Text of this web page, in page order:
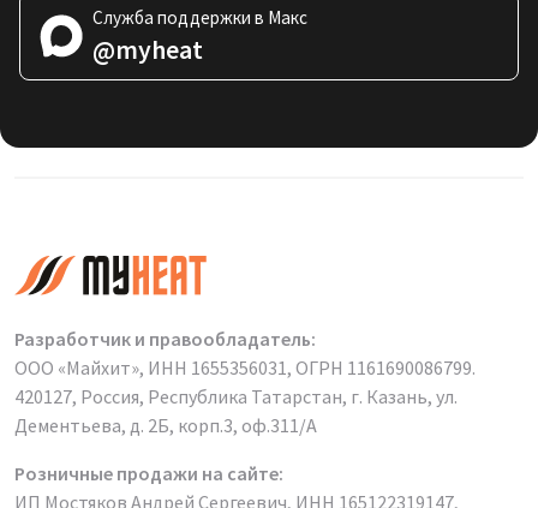
Служба поддержки в Макс
@myheat
Разработчик и правообладатель:
ООО «Майхит», ИНН 1655356031, ОГРН 1161690086799.
420127, Россия, Республика Татарстан, г. Казань, ул.
Дементьева, д. 2Б, корп.3, оф.311/А
Розничные продажи на сайте:
ИП Мостяков Андрей Сергеевич, ИНН 165122319147,